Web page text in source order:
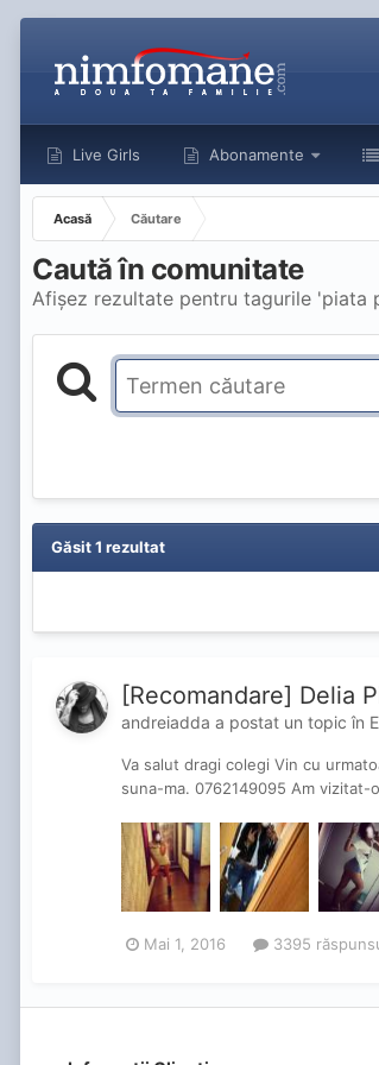
Live Girls Abonamente
Acasă Căutare
Caută în comunitate
Afișez rezultate pentru tagurile 'piata
Găsit 1 rezultat
[Recomandare] Delia
andreiadda a postat un topic în
Va salut dragi colegi Vin cu
suna-ma. 0762149095 Am
Mai 1, 2016 3395